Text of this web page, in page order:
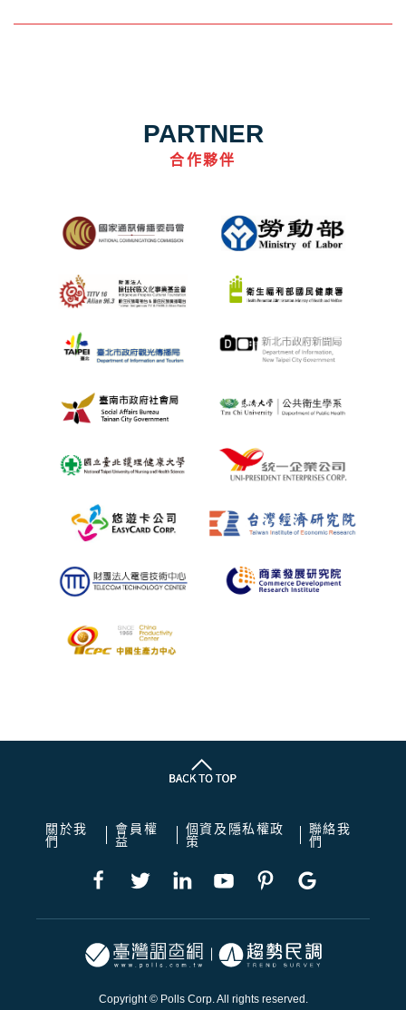
PARTNER
合作夥伴
關於我
們
會員權
益
個資及隱私權政
策
聯絡我
們
Copyright © Polls Corp. All rights reserved.